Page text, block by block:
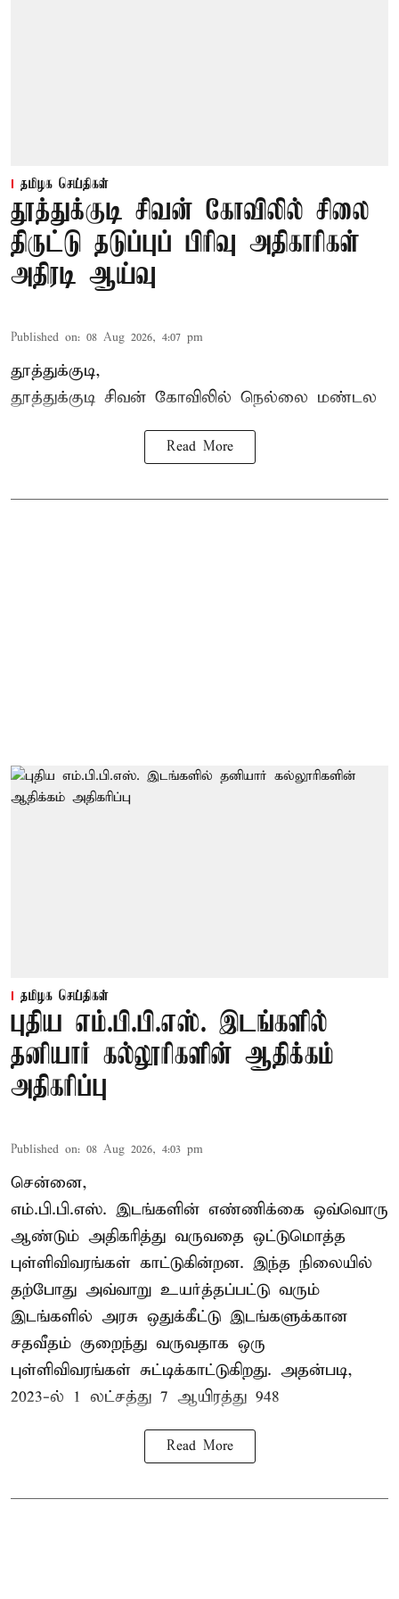
தமிழக செய்திகள்
தூத்துக்குடி சிவன் கோவிலில் சிலை
திருட்டு தடுப்புப் பிரிவு அதிகாரிகள்
அதிரடி ஆய்வு
Published on: 08 Aug 2026, 4:07 pm
தூத்துக்குடி,
தூத்துக்குடி சிவன் கோவிலில் நெல்லை மண்டல
Read More
தமிழக செய்திகள்
புதிய எம்.பி.பி.எஸ். இடங்களில்
தனியார் கல்லூரிகளின் ஆதிக்கம்
அதிகரிப்பு
Published on: 08 Aug 2026, 4:03 pm
சென்னை,
எம்.பி.பி.எஸ். இடங்களின் எண்ணிக்கை ஒவ்வொரு
ஆண்டும் அதிகரித்து வருவதை ஒட்டுமொத்த
புள்ளிவிவரங்கள் காட்டுகின்றன. இந்த நிலையில்
தற்போது அவ்வாறு உயர்த்தப்பட்டு வரும்
இடங்களில் அரசு ஒதுக்கீட்டு இடங்களுக்கான
சதவீதம் குறைந்து வருவதாக ஒரு
புள்ளிவிவரங்கள் சுட்டிக்காட்டுகிறது. அதன்படி,
2023-ல் 1 லட்சத்து 7 ஆயிரத்து 948
Read More